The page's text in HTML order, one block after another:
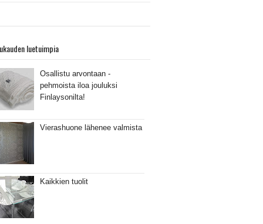
luetuimpia
Osallistu arvontaan -
pehmoista iloa jouluksi
Finlaysonilta!
Vierashuone lähenee valmista
Kaikkien tuolit